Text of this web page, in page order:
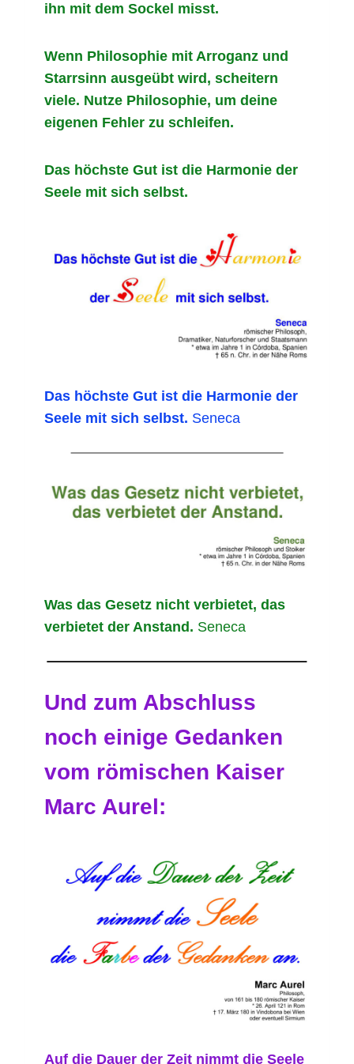
ihn mit dem Sockel misst.
Wenn Philosophie mit Arroganz und
Starrsinn ausgeübt wird, scheitern
viele. Nutze Philosophie, um deine
eigenen Fehler zu schleifen.
Das höchste Gut ist die Harmonie der
Seele mit sich selbst.
Das höchste Gut ist die Harmonie der
Seele mit sich selbst. Seneca
Was das Gesetz nicht verbietet, das
verbietet der Anstand. Seneca
Und zum Abschluss
noch einige Gedanken
vom römischen Kaiser
Marc Aurel:
Auf die Dauer der Zeit nimmt die Seele